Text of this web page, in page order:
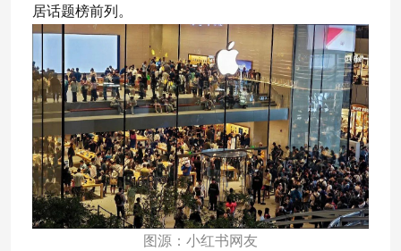
居话题榜前列。
图源：小红书网友